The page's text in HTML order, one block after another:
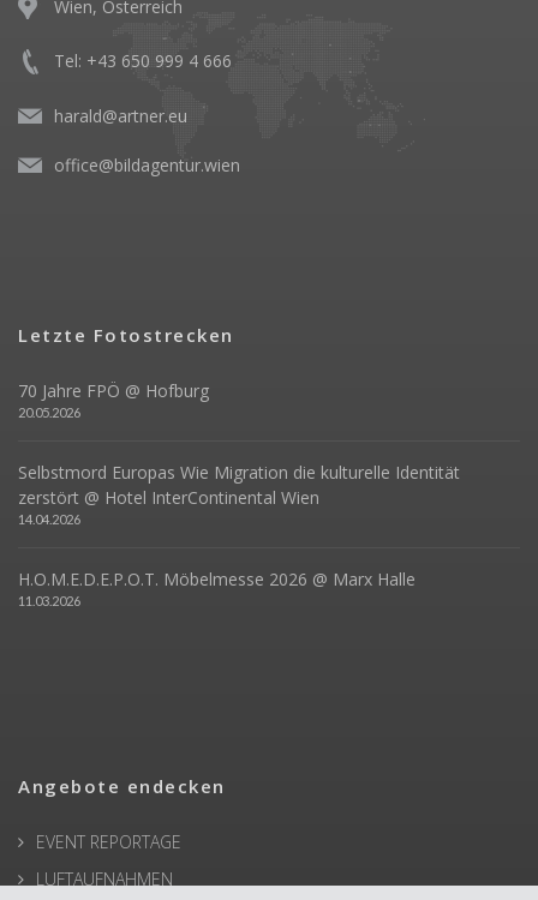
Wien, Österreich
Tel: +43 650 999 4 666
harald@artner.eu
office@bildagentur.wien
Letzte Fotostrecken
70 Jahre FPÖ @ Hofburg
20.05.2026
Selbstmord Europas Wie Migration die kulturelle Identität
zerstört @ Hotel InterContinental Wien
14.04.2026
H.O.M.E.D.E.P.O.T. Möbelmesse 2026 @ Marx Halle
11.03.2026
Angebote endecken
EVENT REPORTAGE
LUFTAUFNAHMEN